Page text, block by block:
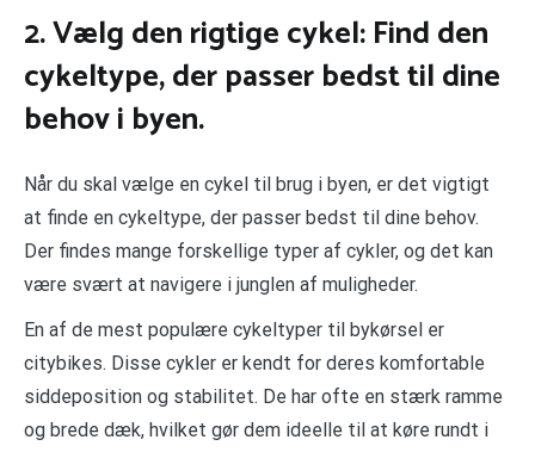
2. Vælg den rigtige cykel: Find den
cykeltype, der passer bedst til dine
behov i byen.
Når du skal vælge en cykel til brug i byen, er det vigtigt
at finde en cykeltype, der passer bedst til dine behov.
Der findes mange forskellige typer af cykler, og det kan
være svært at navigere i junglen af muligheder.
En af de mest populære cykeltyper til bykørsel er
citybikes. Disse cykler er kendt for deres komfortable
siddeposition og stabilitet. De har ofte en stærk ramme
og brede dæk, hvilket gør dem ideelle til at køre rundt i